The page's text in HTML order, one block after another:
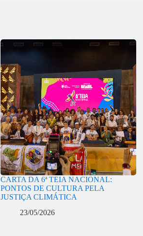
CARTA DA 6ª TEIA NACIONAL:
PONTOS DE CULTURA PELA
JUSTIÇA CLIMÁTICA
23/05/2026